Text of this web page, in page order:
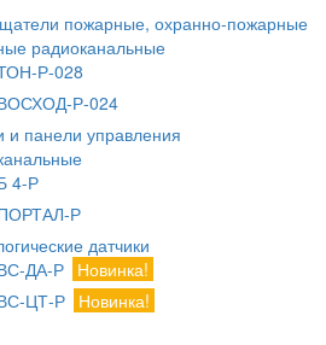
пожарные, охранно-пожарные
радиоканальные
Р-028
Р-024
и панели управления
4-Р
Р
датчики
ДА-Р
Новинка!
ЦТ-Р Новинка!